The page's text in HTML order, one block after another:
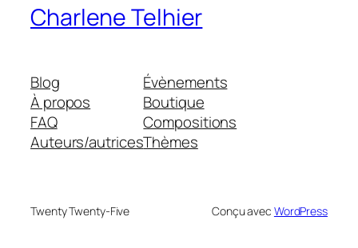
Charlene Telhier
Blog
À propos
FAQ
Auteurs/autrices
Évènements
Boutique
Compositions
Thèmes
Twenty Twenty-Five Conçu avec WordPress